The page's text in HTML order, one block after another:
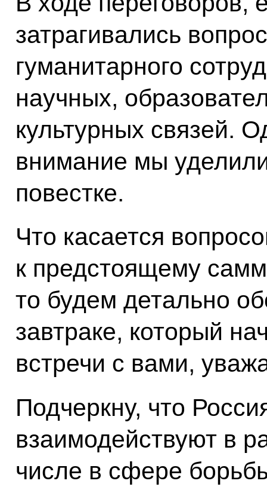
затрагивались
гуманитарного
научных,
культурных связей.
внимание мы
повестке.
Что касается
к предстоящему
то будем детально
завтраке, который
встречи с вами,
Подчеркну, что
взаимодействуют в
числе в сфере